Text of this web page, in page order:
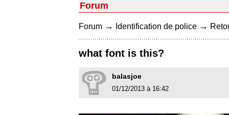
Forum
Forum → Identification de police →
what font is this?
balasjoe
01/12/2013 à 16:42